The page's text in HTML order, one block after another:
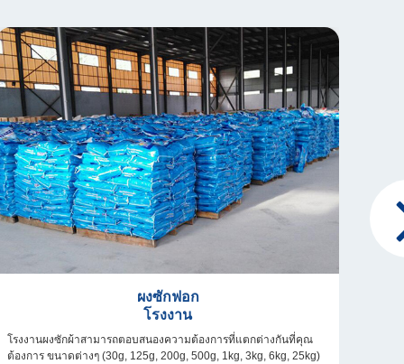
ผงซักฟอก
โรงงาน
โรงงานผงซักผ้าสามารถตอบสนองความต้องการที่แตกต่างกันที่คุณ
ต้องการ ขนาดต่างๆ (30g, 125g, 200g, 500g, 1kg, 3kg, 6kg, 25kg)